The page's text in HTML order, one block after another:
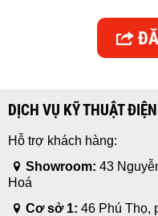
DỊCH VỤ KỸ THUẬT
Hỗ trợ khách hàng:
Showroom: 43
Hoá
Cơ sở 1: 46 Phú Thọ,